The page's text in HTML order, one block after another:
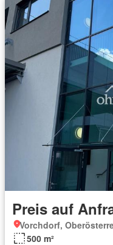
Preis auf
Vorchdorf,
500 m²